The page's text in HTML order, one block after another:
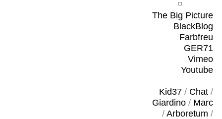
The Big Picture
BlackBlog
Farbfreu
GER71
Vimeo
Youtube
Kid37/ Chat/
Giardino/ Marc
/ Arboretum /